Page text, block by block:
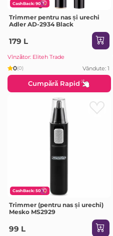
CashBack: 90
Trimmer pentru nas și urechi
Adler AD-2934 Black
179 L
Vînzător: Eliteh Trade
0(0) Vândute: 1
Cumpără Rapid
CashBack: 50
Trimmer (pentru nas și urechi)
Mesko MS2929
99 L